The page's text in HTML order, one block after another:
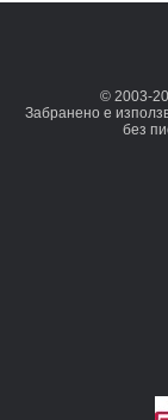
© 2003-
Забранено е
без